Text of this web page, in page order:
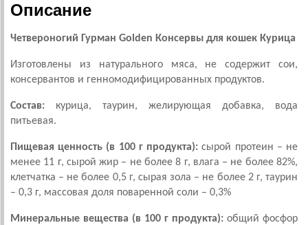
Описание
Четвероногий Гурман Golden Консервы для кошек Курица
Изготовлены из натурального мяса, не содержит сои,
консервантов и генномодифицированных продуктов.
Состав: курица, таурин, желирующая добавка, вода
питьевая.
Пищевая ценность (в 100 г продукта):сырой протеин – не
менее 11 г, сырой жир – не более 8 г, влага – не более 82%,
клетчатка – не более 0,5 г, сырая зола – не более 2 г, таурин
– 0,3 г, массовая доля поваренной соли – 0,3%
Минеральные вещества (в 100 г продукта): общий фосфор